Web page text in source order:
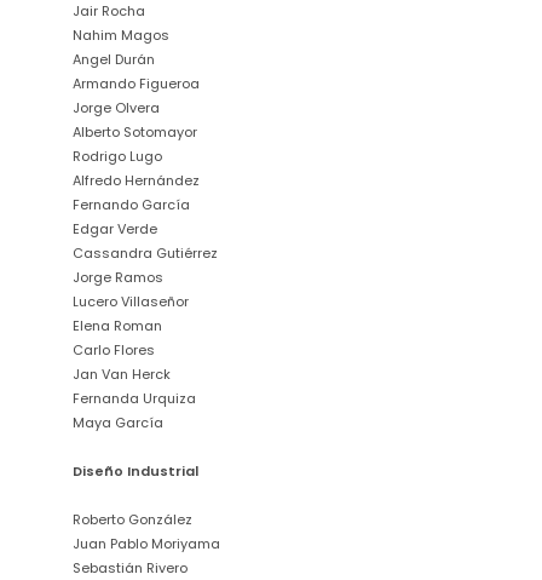
Jair Rocha
Nahim Magos
Angel Durán
Armando Figueroa
Jorge Olvera
Alberto Sotomayor
Rodrigo Lugo
Alfredo Hernández
Fernando García
Edgar Verde
Cassandra Gutiérrez
Jorge Ramos
Lucero Villaseñor
Elena Roman
Carlo Flores
Jan Van Herck
Fernanda Urquiza
Maya García
Diseño Industrial
Roberto González
Juan Pablo Moriyama
Sebastián Rivero